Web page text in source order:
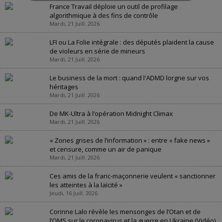
France Travail déploie un outil de profilage
algorithmique à des fins de contrôle
Mardi, 21 Juill. 2026
LFI ou La Folie intégrale : des députés plaident la cause
de violeurs en série de mineurs
Mardi, 21 Juill. 2026
Le business de la mort : quand l'ADMD lorgne sur vos
héritages
Mardi, 21 Juill. 2026
De MK-Ultra à l’opération Midnight Climax
Mardi, 21 Juill. 2026
« Zones grises de l’information » : entre « fake news »
et censure, comme un air de panique
Mardi, 21 Juill. 2026
Ces amis de la franc-maçonnerie veulent « sanctionner
les atteintes à la laïcité »
Jeudi, 16 Juill. 2026
Corinne Lalo révèle les mensonges de l’Otan et de